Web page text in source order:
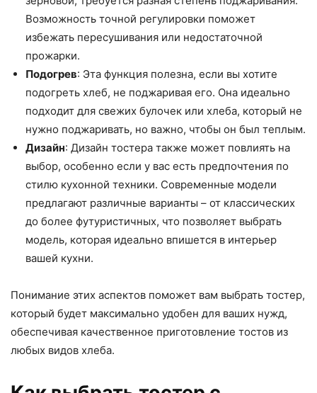
Возможность точной регулировки поможет
избежать пересушивания или недостаточной
прожарки.
Подогрев: Эта функция полезна, если вы хотите
подогреть хлеб, не поджаривая его. Она идеально
подходит для свежих булочек или хлеба, который не
нужно поджаривать, но важно, чтобы он был теплым.
Дизайн: Дизайн тостера также может повлиять на
выбор, особенно если у вас есть предпочтения по
стилю кухонной техники. Современные модели
предлагают различные варианты – от классических
до более футуристичных, что позволяет выбрать
модель, которая идеально впишется в интерьер
вашей кухни.
Понимание этих аспектов поможет вам выбрать тостер,
который будет максимально удобен для ваших нужд,
обеспечивая качественное приготовление тостов из
любых видов хлеба.